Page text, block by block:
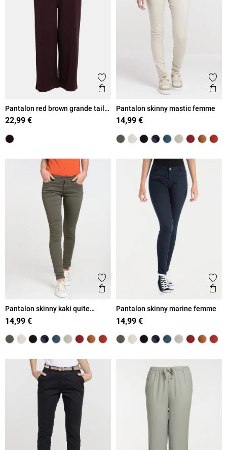
Ajouter aux favoris
Aperçu rapide
Pantalon red brown grande taille
femme
22,99 €
Pantalon skinny mastic femme
14,99 €
Ajouter aux favoris
Aperçu rapide
Pantalon skinny kaki quite
femme
14,99 €
Pantalon skinny marine femme
14,99 €